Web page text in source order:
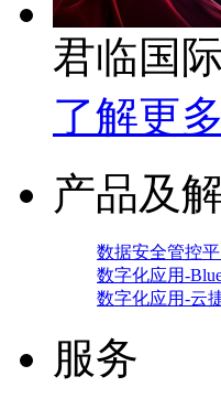
君临国
了解更多
产品及
数据安全管控
数字化应用-
数字化应用-云
服务